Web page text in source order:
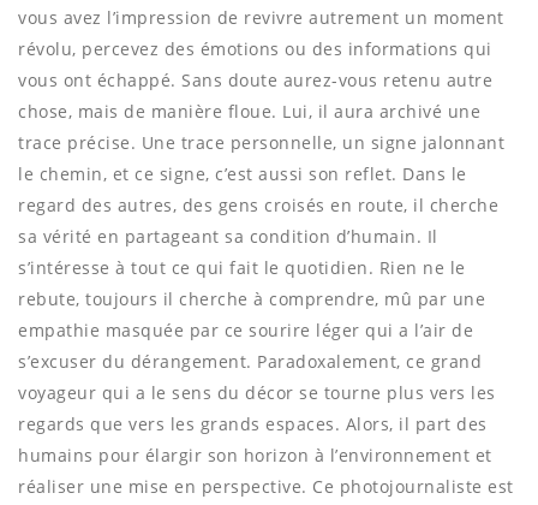
vous avez l’impression de revivre autrement un moment
révolu, percevez des émotions ou des informations qui
vous ont échappé. Sans doute aurez-vous retenu autre
chose, mais de manière floue. Lui, il aura archivé une
trace précise. Une trace personnelle, un signe jalonnant
le chemin, et ce signe, c’est aussi son reflet. Dans le
regard des autres, des gens croisés en route, il cherche
sa vérité en partageant sa condition d’humain. Il
s’intéresse à tout ce qui fait le quotidien. Rien ne le
rebute, toujours il cherche à comprendre, mû par une
empathie masquée par ce sourire léger qui a l’air de
s’excuser du dérangement. Paradoxalement, ce grand
voyageur qui a le sens du décor se tourne plus vers les
regards que vers les grands espaces. Alors, il part des
humains pour élargir son horizon à l’environnement et
réaliser une mise en perspective. Ce photojournaliste est